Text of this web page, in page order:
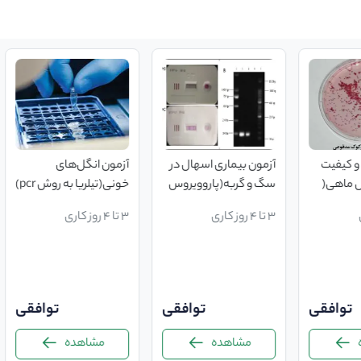
کیفیت
ماهی(
توافقی
آزمون بیماری اسهال در
سگ و گربه(پاروویروس
روش pcr)3 تا 4 روز کاری
توافقی
مشاهده
آزمون انگل‌‌‌‌‌های
خونی(تیلریا به روش pcr)
3 تا 4 روز کاری
توافقی
مشاهده